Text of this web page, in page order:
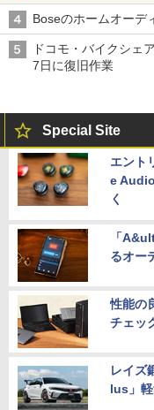
Boseのホームオーデ
ドコモ・バイクシェ
7日に復旧作業
Special Site
エント
e
く
「
るオー
性能の
チェッ
レイズ
lus」